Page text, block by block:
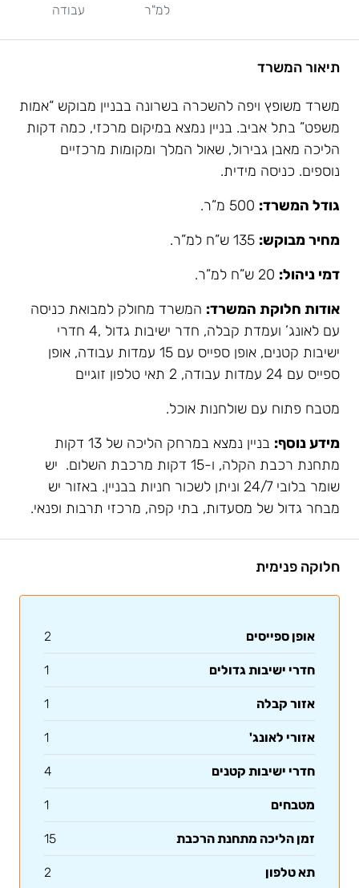
למ"ר
עבודה
תיאור המשרד
משרד משופץ ויפה להשכרה בשרונה בבניין מבוקש “אמות
משפט” בתל אביב. בניין נמצא במיקום מרכזי, כמה דקות
הליכה מאבן גבירול, שאול המלך ומקומות מרכזיים
נוספים. כניסה מידית.
גודל המשרד:
מחיר מבוקש:
דמי ניהול:
אודות חלוקת המשרד: המשרד מחולק למבואת כניסה
עם לאונג’ ועמדת קבלה, חדר ישיבות גדול ,4 חדרי
ישיבות קטנים, אופן ספייס עם 15 עמדות עבודה, אופן
ספייס עם 24 עמדות עבודה, 2 תאי טלפון זוגיים
מטבח פתוח עם שולחנות אוכל.
מידע נוסף:
בניין נמצא במרחק הליכה של 13 דקות
מתחנת רכבת הקלה, ו-15 דקות מרכבת השלום. יש
שומר בלובי 24/7 וניתן לשכור חניות בבניין. באזור יש
מבחר גדול של מסעדות, בתי קפה, מרכזי תרבות ופנאי.
חלוקה פנימית
אופן ספייסים 2
חדרי ישיבות גדולים 1
אזור קבלה 1
אזורי לאונג' 1
חדרי ישיבות קטנים 4
מטבחים 1
זמן הליכה מתחנת הרכבת 15
תא טלפון 2